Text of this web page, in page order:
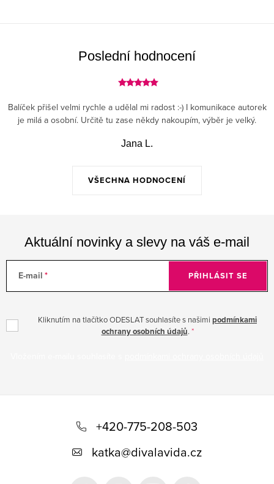
Poslední hodnocení
VŠECHNA HODNOCENÍ
Balíček přišel velmi rychle a udělal mi radost :-) I komunikace autorek
je milá a osobní. Určitě tu zase někdy nakoupím, výběr je velký.
Jana L.
Aktuální novinky a slevy na váš e-mail
E-mail
Kliknutím na tlačítko ODESLAT souhlasíte s našimi podmínkami
ochrany osobních údajů.
PŘIHLÁSIT SE
+420-775-208-503
katka@divalavida.cz